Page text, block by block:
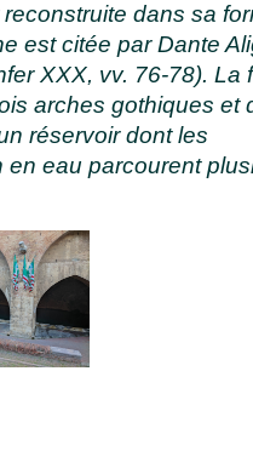
dans sa
est citée par Dante
XXX, vv. 76-78). La
arches gothiques et
réservoir dont les
en eau parcourent